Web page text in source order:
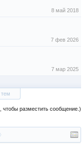
8 май 2018
7 фев 2026
7 мар 2025
тем
чтобы разместить сообщение.)